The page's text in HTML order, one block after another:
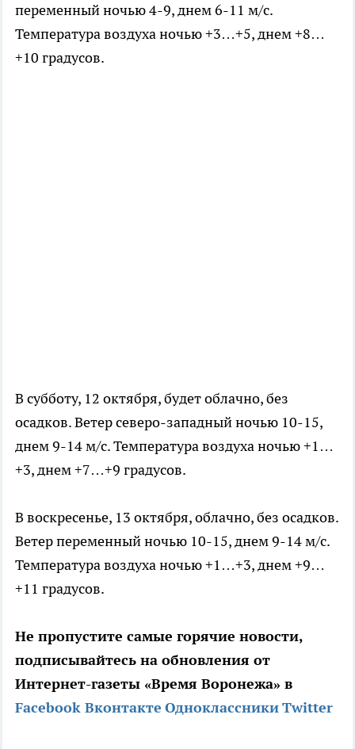
переменный ночью 4-9, днем 6-11 м/с.
Температура воздуха ночью +3…+5, днем +8…
+10 градусов.
В субботу, 12 октября, будет облачно, без
осадков. Ветер северо-западный ночью 10-15,
днем 9-14 м/с. Температура воздуха ночью +1…
+3, днем +7…+9 градусов.
В воскресенье, 13 октября, облачно, без осадков.
Ветер переменный ночью 10-15, днем 9-14 м/с.
Температура воздуха ночью +1…+3, днем +9…
+11 градусов.
Не пропустите самые горячие новости,
подписывайтесь на обновления от
Интернет-газеты «Время Воронежа» в
Facebook Вконтакте ОдноклассникиTwitter